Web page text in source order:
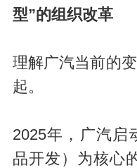
型”的组织改革
理解广汽当前的
起。
2025年，广汽启
品开发）为核心